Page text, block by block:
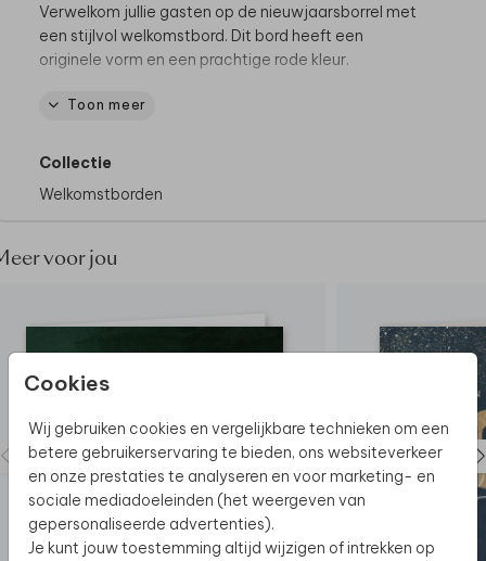
Cookies
Wij gebruiken cookies en vergelijkbare technieken om een
betere gebruikerservaring te bieden, ons websiteverkeer
en onze prestaties te analyseren en voor marketing- en
sociale mediadoeleinden (het weergeven van
gepersonaliseerde advertenties).
Je kunt jouw toestemming altijd wijzigen of intrekken op
Verwelkom jullie gasten op de nieuwjaarsborrel met
een stijlvol welkomstbord. Dit bord heeft een
originele vorm en een prachtige rode kleur.
Pas gemakkelijk het design zelf aan en ga aan de
zelf toe of verwijder details, die jij minder mooi vindt.
een hele andere look kan creëren?
Dit bord wordt gedrukt op het materiaal forex van 5
mm dik. Dit is een stevig, weerbestendig materiaal
schildersezel.
Toon meer
Collectie
Welkomstborden
voor jou